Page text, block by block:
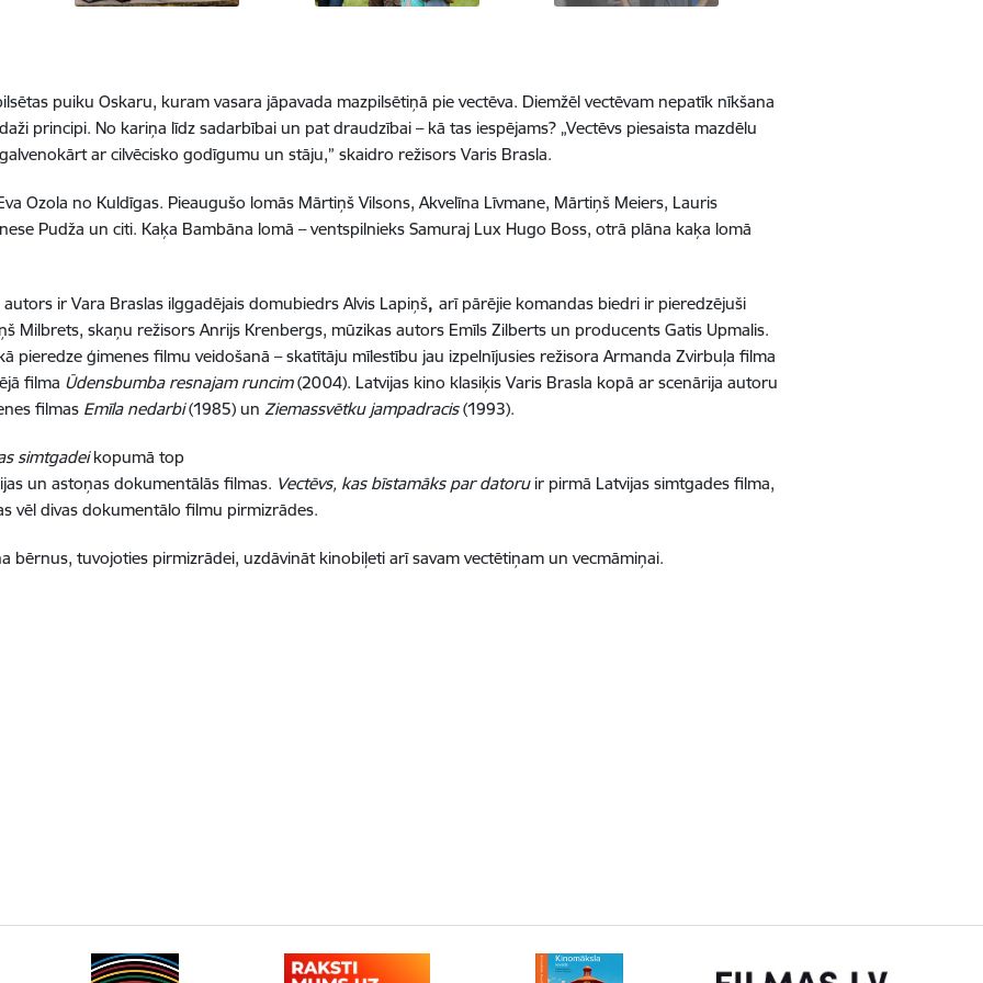
puiku Oskaru, kuram vasara jāpavada mazpilsētiņā pie vectēva. Diemžēl vectēvam nepatīk nīkšana
principi. No kariņa līdz sadarbībai un pat draudzībai – kā tas iespējams? „Vectēvs piesaista mazdēlu
ar cilvēcisko godīgumu un stāju,” skaidro režisors Varis Brasla.
Ozola no Kuldīgas. Pieaugušo lomās Mārtiņš Vilsons, Akvelīna Līvmane, Mārtiņš Meiers, Lauris
Pudža un citi. Kaķa Bambāna lomā – ventspilnieks Samuraj Lux Hugo Boss, otrā plāna kaķa lomā
ir Vara Braslas ilggadējais domubiedrs Alvis Lapiņš, arī pārējie komandas biedri ir pieredzējuši
Milbrets, skaņu režisors Anrijs Krenbergs, mūzikas autors Emīls Zilberts un producents Gatis Upmalis.
pieredze ģimenes filmu veidošanā – skatītāju mīlestību jau izpelnījusies režisora Armanda Zvirbuļa filma
filma Ūdensbumba resnajam runcim(2004). Latvijas kino klasiķis Varis Brasla kopā ar scenārija autoru
filmas Emīla nedarbi(1985) un Ziemassvētku jampadracis(1993).
simtgadeikopumā top
un astoņas dokumentālās filmas. Vectēvs, kas bīstamāks par datoruir pirmā Latvijas simtgades filma,
vēl divas dokumentālo filmu pirmizrādes.
bērnus, tuvojoties pirmizrādei, uzdāvināt kinobiļeti arī savam vectētiņam un vecmāmiņai.